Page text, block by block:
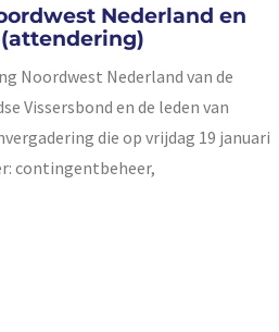
Nederland en
Noordwest Nederland van de
Vissersbond en de leden van
die op vrijdag 19 januari
contingentbeheer,